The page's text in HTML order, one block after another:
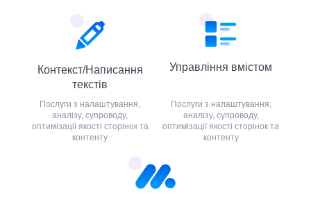
Контекст/Написання
текстів
Послуги з налаштування,
аналізу, супроводу,
оптимізації якості сторінок та
контенту
Управління вмістом
Послуги з налаштування,
аналізу, супроводу,
оптимізації якості сторінок та
контенту